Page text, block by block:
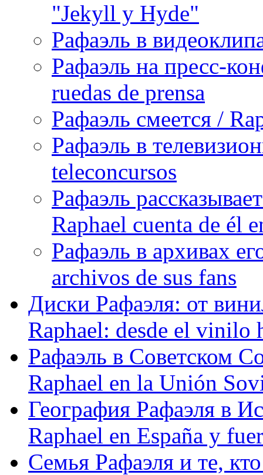
"Jekyll y Hyde"
Рафаэль в
Рафаэль на пресс-
ruedas de prensa
Рафаэль смеется /
Рафаэль в
teleconcursos
Рафаэль
Raphael cuenta de él
Рафаэль в архивах
archivos de sus fans
Диски Рафаэля: от
Raphael: desde el vinilo
Рафаэль в Советском
Raphael en la Unión
География Рафаэля в
Raphael en España y
Семья Рафаэля и те,